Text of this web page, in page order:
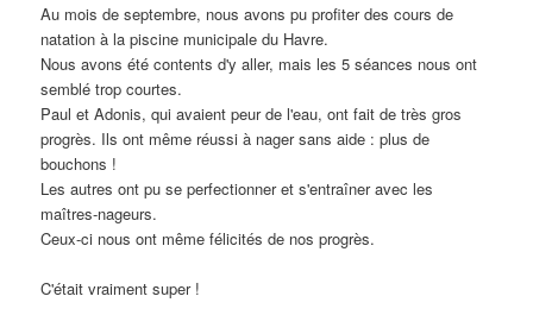
Au mois de septembre, nous avons pu profiter des cours de
natation à la piscine municipale du Havre.
Nous avons été contents d'y aller, mais les 5 séances nous ont
semblé trop courtes.
Paul et Adonis, qui avaient peur de l'eau, ont fait de très gros
progrès. Ils ont même réussi à nager sans aide : plus de
bouchons !
Les autres ont pu se perfectionner et s'entraîner avec les
maîtres-nageurs.
Ceux-ci nous ont même félicités de nos progrès.
C'était vraiment super !